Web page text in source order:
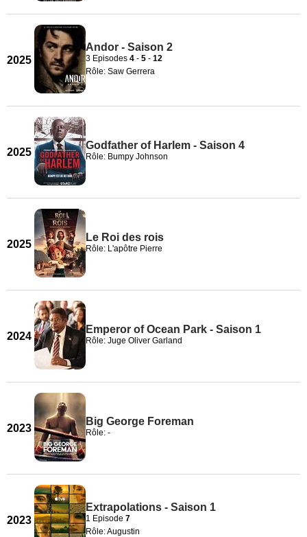
2025
Andor - Saison 2
3 Episodes 4 - 5 - 12
Rôle: Saw Gerrera
2025
Godfather of Harlem - Saison 4
Rôle: Bumpy Johnson
2025
Le Roi des rois
Rôle: L'apôtre Pierre
2024
Emperor of Ocean Park - Saison 1
Rôle: Juge Oliver Garland
2023
Big George Foreman
Rôle: -
2023
Extrapolations - Saison 1
1 Episode 7
Rôle: Augustin